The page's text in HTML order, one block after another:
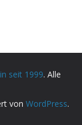
seit 1999. Alle
von WordPress.